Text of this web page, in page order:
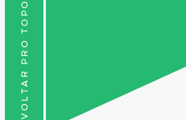
VOLTAR PRO TOPO